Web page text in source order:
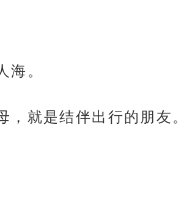
。
就是结伴出行的朋友。